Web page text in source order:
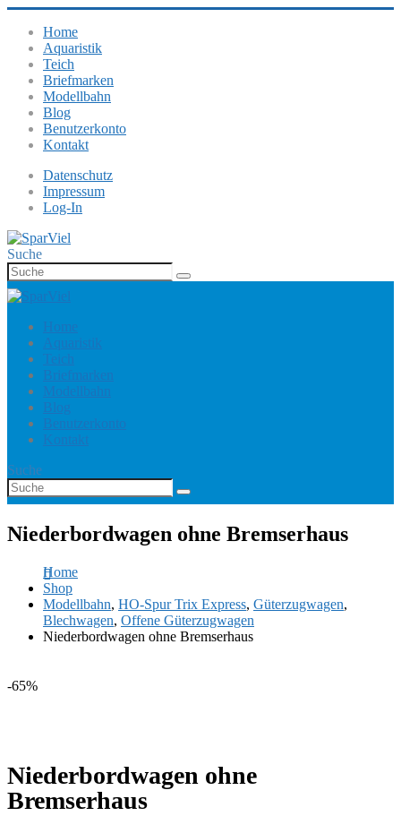
Home
Aquaristik
Teich
Briefmarken
Modellbahn
Blog
Benutzerkonto
Kontakt
Datenschutz
Impressum
Log-In
Suche
Home
Aquaristik
Teich
Briefmarken
Modellbahn
Blog
Benutzerkonto
Kontakt
Suche
Niederbordwagen ohne Bremserhaus
Home
Shop
Modellbahn, HO-Spur Trix Express, Güterzugwagen,
Blechwagen, Offene Güterzugwagen
Niederbordwagen ohne Bremserhaus
-65%
Niederbordwagen ohne
Bremserhaus